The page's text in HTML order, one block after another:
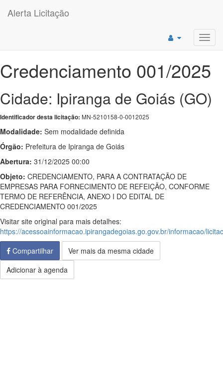
Alerta Licitação
Credenciamento 001/2025
Cidade: Ipiranga de Goiás (GO)
Identificador desta licitação: MN-5210158-0-0012025
Modalidade: Sem modalidade definida
Órgão: Prefeitura de Ipiranga de Goiás
Abertura: 31/12/2025 00:00
Objeto: CREDENCIAMENTO, PARA A CONTRATAÇÃO DE
EMPRESAS PARA FORNECIMENTO DE REFEIÇÃO, CONFORME
TERMO DE REFERÊNCIA, ANEXO I DO EDITAL DE
CREDENCIAMENTO 001/2025
Visitar site original para mais detalhes:
https://acessoainformacao.ipirangadegoias.go.gov.br/informacao/
Compartilhar
Ver mais da mesma cidade
Adicionar à agenda